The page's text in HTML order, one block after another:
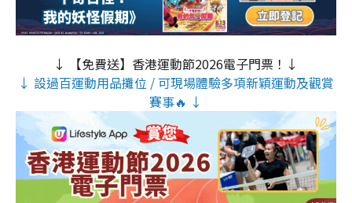
↓ 【免費送】香港運動節2026電子門票！↓
↓ 設過百運動用品攤位 / 可現場體驗多項新穎運動及觀賞
賽事🔥 ↓